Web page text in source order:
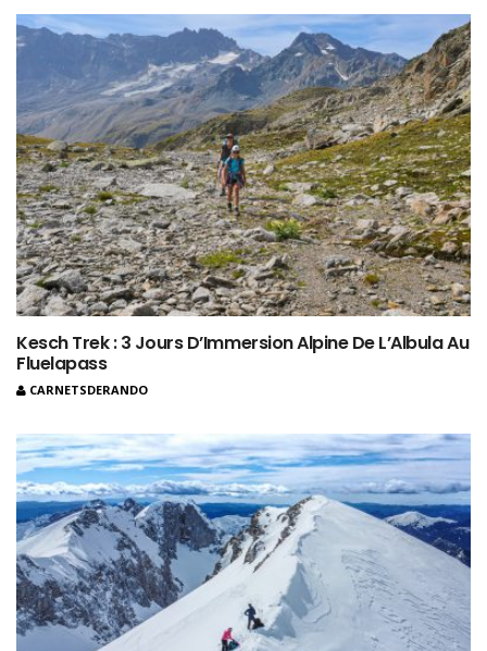
Kesch Trek : 3 Jours D’Immersion Alpine De L’Albula Au
Fluelapass
CARNETSDERANDO